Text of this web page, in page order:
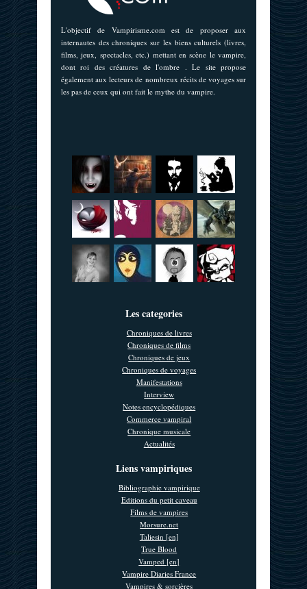
L'objectif de Vampirisme.com est de proposer aux
internautes des chroniques sur les biens culturels (livres,
films, jeux, spectacles, etc.) mettant en scène le vampire,
dont roi des créatures de l'ombre . Le site propose
également aux lecteurs de nombreux récits de voyages sur
les pas de ceux qui ont fait le mythe du vampire.
Les categories
Chroniques de livres
Chroniques de films
Chroniques de jeux
Chroniques de voyages
Manifestations
Interview
Notes encyclopédiques
Commerce vampiral
Chronique musicale
Actualités
Liens vampiriques
Bibliographie vampirique
Editions du petit caveau
Films de vampires
Morsure.net
Taliesin [en]
True Blood
Vamped [en]
Vampire Diaries France
Vampires & sorcières